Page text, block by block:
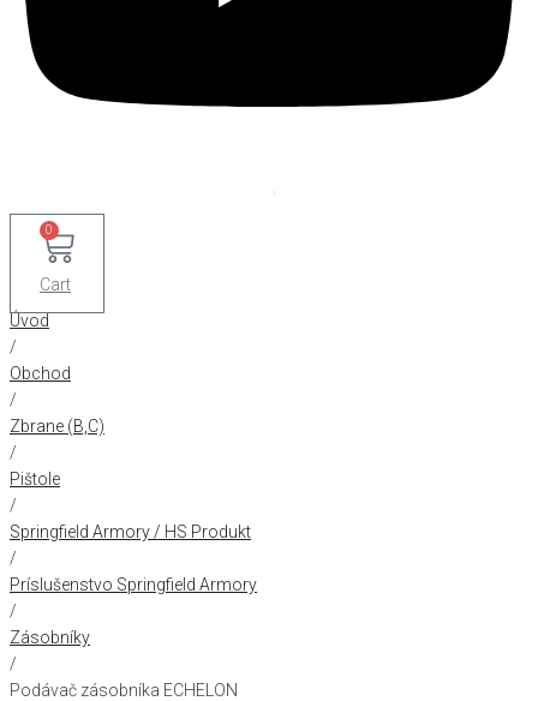
0
Cart
Úvod
/
Obchod
/
Zbrane (B,C)
/
Pištole
/
Springfield Armory / HS Produkt
/
Príslušenstvo Springfield Armory
/
Zásobníky
/
Podávač zásobníka ECHELON